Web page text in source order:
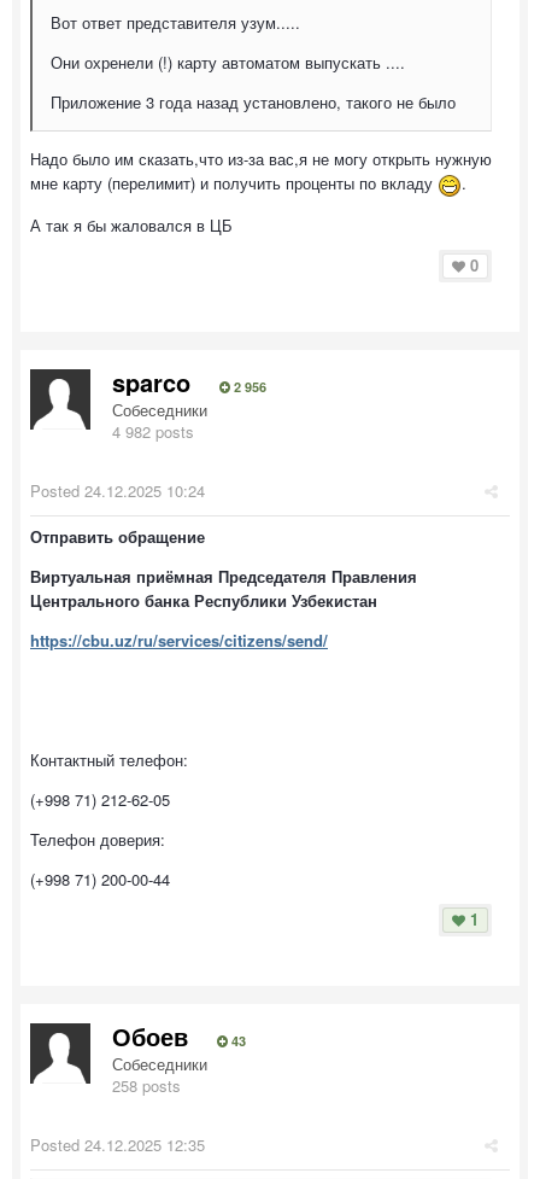
Вот ответ представителя узум.....
Они охренели (!) карту автоматом выпускать ....
Приложение 3 года назад установлено, такого не было
Надо было им сказать,что из-за вас,я не могу открыть нужную
мне карту (перелимит) и получить проценты по вкладу
.
А так я бы жаловался в ЦБ
0
sparco 2 956
Собеседники
4 982 posts
Posted 24.12.2025 10:24
Отправить обращение
Виртуальная приёмная Председателя Правления
Центрального банка Республики Узбекистан
https://cbu.uz/ru/services/citizens/send/
Контактный телефон:
(+998 71) 212-62-05
Телефон доверия:
(+998 71) 200-00-44
1
Обоев 43
Собеседники
258 posts
Posted 24.12.2025 12:35